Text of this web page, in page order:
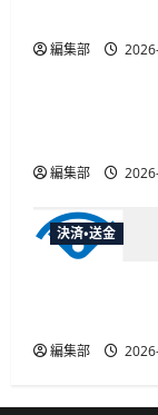
編集部
広告
編集部
決済・送金
編集部